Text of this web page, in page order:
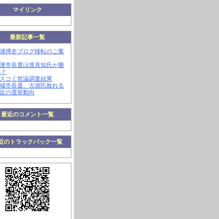
マイリンク
最新記事一覧
博史ブログ移転のご案
市長選は渡具知氏が勝
コミ世論調査結果
市長選、古謝氏敗れる
の選挙動向
最近のコメント一覧
のトラックバック一覧